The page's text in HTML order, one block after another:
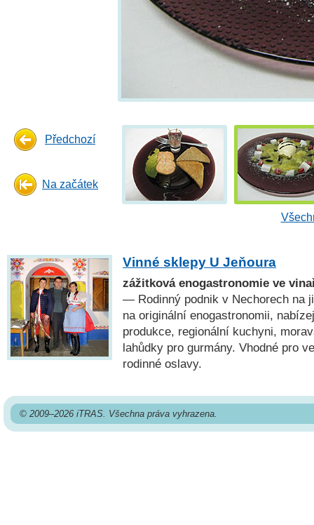
Předchozí
Na začátek
Vinné sklepy U Jeňoura
zážitková enogastronomie ve
— Rodinný podnik v Nechorech na
na originální enogastronomii,
produkce, regionální kuchyni,
lahůdky pro gurmány. Vhodné pro
rodinné oslavy.
© 2009–2026 iTRAS. Všechna práva vyhrazena.